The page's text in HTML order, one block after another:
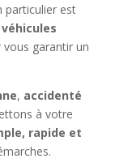
particulier est
garantir un
, accidenté
à votre
rapide et